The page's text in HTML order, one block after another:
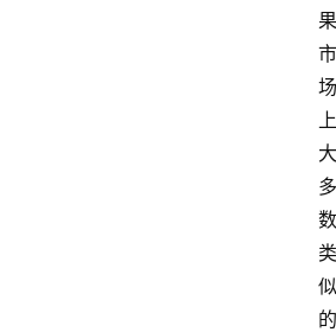
果
市
场
上
大
多
数
类
似
的